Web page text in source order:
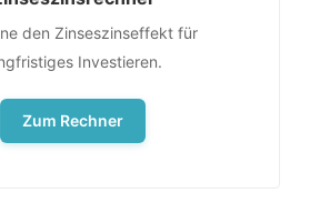
den Zinseszinseffekt für
Investieren.
Zum Rechner